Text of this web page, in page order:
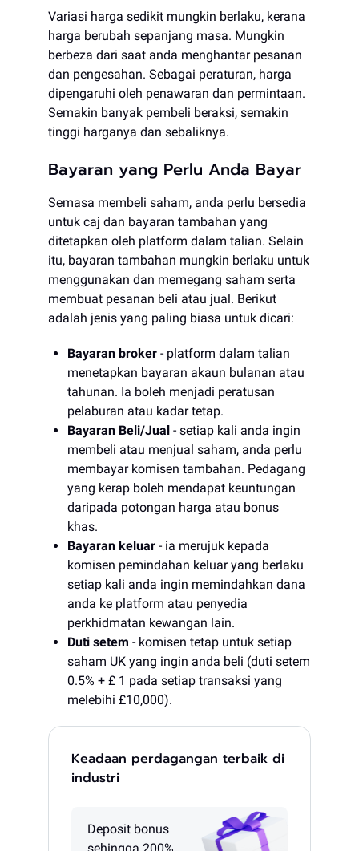
Variasi harga sedikit mungkin berlaku, kerana
harga berubah sepanjang masa. Mungkin
berbeza dari saat anda menghantar pesanan
dan pengesahan. Sebagai peraturan, harga
dipengaruhi oleh penawaran dan permintaan.
Semakin banyak pembeli beraksi, semakin
tinggi harganya dan sebaliknya.
Bayaran yang Perlu Anda Bayar
Semasa membeli saham, anda perlu bersedia
untuk caj dan bayaran tambahan yang
ditetapkan oleh platform dalam talian. Selain
itu, bayaran tambahan mungkin berlaku untuk
menggunakan dan memegang saham serta
membuat pesanan beli atau jual. Berikut
adalah jenis yang paling biasa untuk dicari:
Bayaran broker - platform dalam talian
menetapkan bayaran akaun bulanan atau
tahunan. Ia boleh menjadi peratusan
pelaburan atau kadar tetap.
Bayaran Beli/Jual - setiap kali anda ingin
membeli atau menjual saham, anda perlu
membayar komisen tambahan. Pedagang
yang kerap boleh mendapat keuntungan
daripada potongan harga atau bonus
khas.
Bayaran keluar - ia merujuk kepada
komisen pemindahan keluar yang berlaku
setiap kali anda ingin memindahkan dana
anda ke platform atau penyedia
perkhidmatan kewangan lain.
Duti setem - komisen tetap untuk setiap
saham UK yang ingin anda beli (duti setem
0.5% + £ 1 pada setiap transaksi yang
melebihi £10,000).
Keadaan perdagangan terbaik di
industri
Deposit bonus